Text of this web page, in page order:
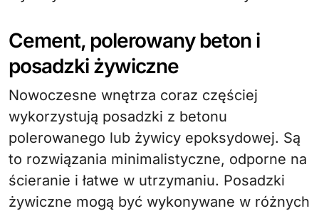
Cement, polerowany beton i
posadzki żywiczne
Nowoczesne wnętrza coraz częściej
wykorzystują posadzki z betonu
polerowanego lub żywicy epoksydowej. Są
to rozwiązania minimalistyczne, odporne na
ścieranie i łatwe w utrzymaniu. Posadzki
żywiczne mogą być wykonywane w różnych